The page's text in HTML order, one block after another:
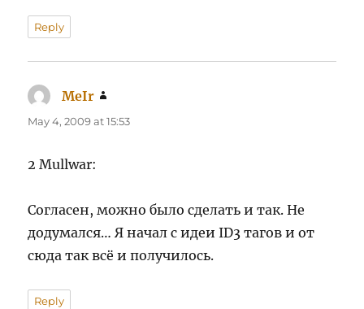
Reply
MeIr
May 4, 2009 at 15:53
2 Mullwar:
Согласен, можно было сделать и так. Не
додумался… Я начал с идеи ID3 тагов и от
сюда так всё и получилось.
Reply